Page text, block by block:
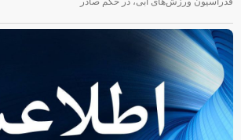
فدراسیون ورزش‌های آبی، در حکم صادر